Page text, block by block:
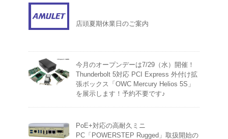
店頭夏期休業日のご案内
今月のオープンデーは7/29（水）開催！
Thunderbolt 5対応 PCI Express 外付け拡
張ボックス「OWC Mercury Helios 5S」
を展示します！予約不要です♪
PoE+対応の高耐久ミニ
PC「POWERSTEP Rugged」取扱開始の